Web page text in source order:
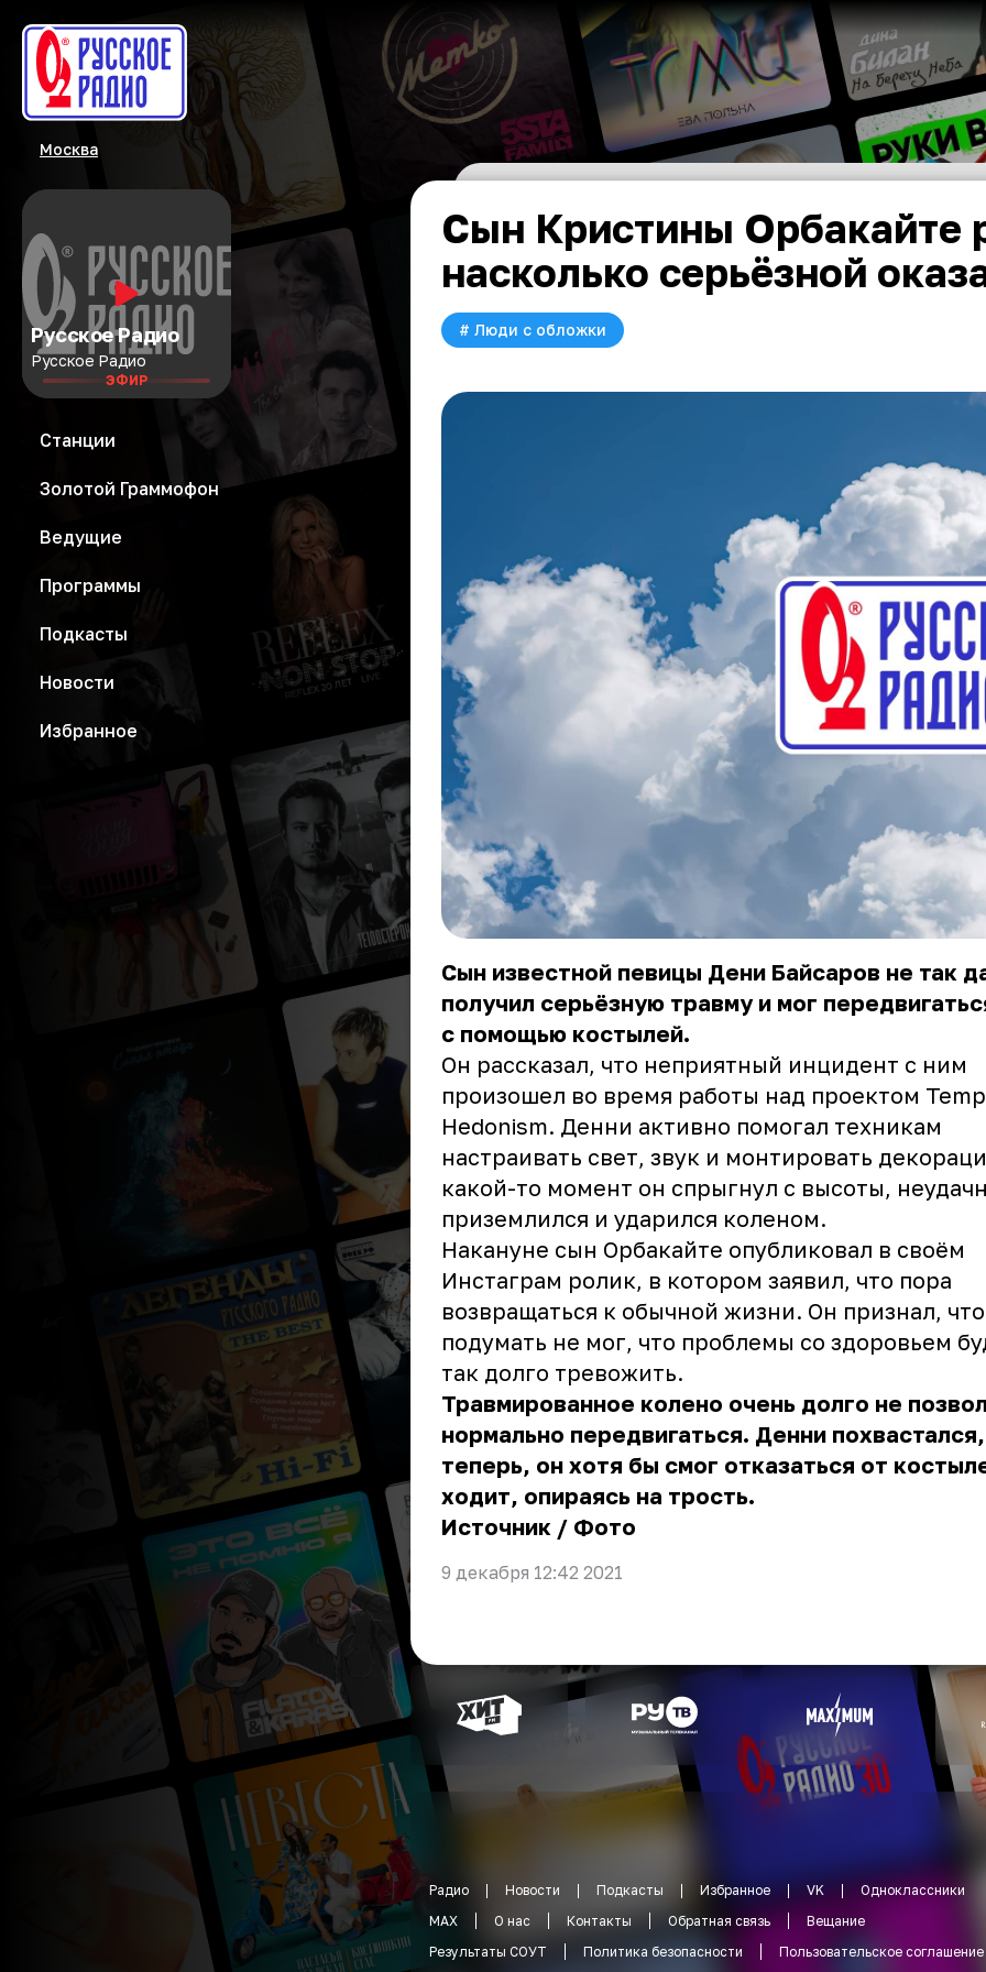
Москва
Русское Радио
Русское Радио
ЭФИР
Станции
Золотой Граммофон
Ведущие
Программы
Подкасты
Новости
Избранное
Сын Кристины Орбакайте
насколько серьёзной
# Люди с обложки
Сын известной певицы Дени Байсаров не так
получил серьёзную травму и мог
с помощью костылей.
Он рассказал, что неприятный инцидент с ним
произошел во время работы над проектом
Hedonism. Денни активно помогал техникам
настраивать свет, звук и монтировать
какой-то момент он спрыгнул с высоты,
приземлился и ударился коленом.
Накануне сын Орбакайте опубликовал в своём
Инстаграм ролик, в котором заявил, что пора
возвращаться к обычной жизни. Он признал, что
подумать не мог, что проблемы со здоровьем
так долго тревожить.
Травмированное колено очень долго не
нормально передвигаться. Денни
теперь, он хотя бы смог отказаться от
ходит, опираясь на трость.
Источник / Фото
9 декабря 12:42 2021
Радио Новости Подкасты Избранное VK
Одноклассники
MAX
О нас Контакты Обратная связь
Вещание
Результаты СОУТ
Политика безопасности Пользовательское соглашение